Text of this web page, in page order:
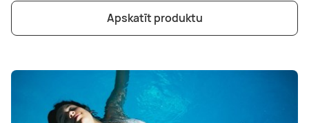
Apskatīt produktu